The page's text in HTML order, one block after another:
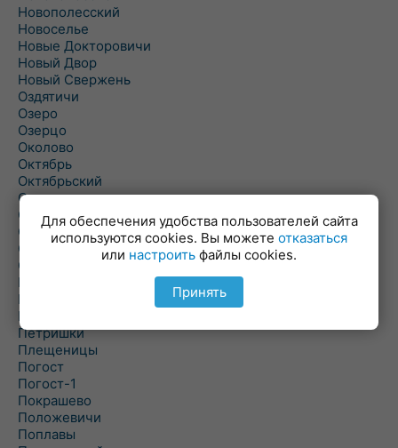
Новополесский
Новоселье
Новые Докторовичи
Новый Двор
Новый Свержень
Оздятичи
Озеро
Озерцо
Околово
Октябрь
Октябрьский
Олехновичи
Омговичи
Оношки
Осовец
Острошицкий Городок
Пасека
Пастовичи
Першаи
Петришки
Плещеницы
Погост
Погост-1
Покрашево
Положевичи
Поплавы
Для обеспечения удобства пользователей сайта
используются cookies. Вы можете отказаться
или настроить файлы cookies.
Принять